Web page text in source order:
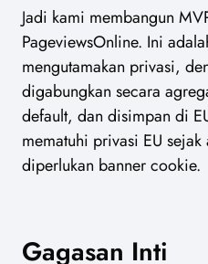
Jadi kami membangun
PageviewsOnline. Ini
mengutamakan privasi,
digabungkan secara
default, dan disimpan di
mematuhi privasi EU
diperlukan banner cookie.
Gagasan Inti